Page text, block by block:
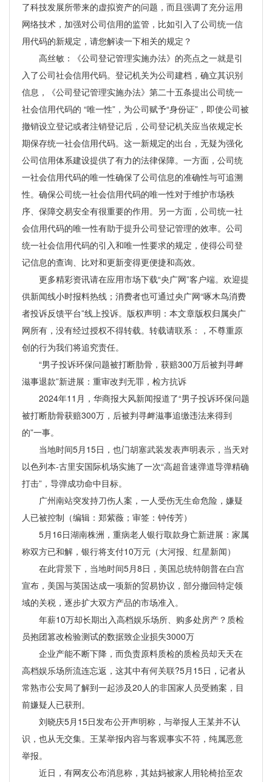
了科技发展所带来的虚拟资产的问题，而且强调了充分运用
网络技术，加强对公司信用的监管，比如引入了公司统一信
用代码的新规定，请您解读一下相关的规定？
高丝敏：《公司登记管理实施办法》的亮点之一就是引
入了公司社会信用代码。登记机关为公司建档，确立其识别
信息，《公司登记管理实施办法》第二十五条提出公司统一
社会信用代码的 “唯一性”，为公司赋予“身份证”，即使公司被
撤销设立登记或者注销登记后，公司登记机关应当依规定长
期保存统一社会信用代码。这一新规定的出台，无疑为强化
公司信用体系建设提供了有力的法律保障。一方面，公司统
一社会信用代码的唯一性确保了公司信息的准确性与可追溯
性。确保公司统一社会信用代码的唯一性对于维护市场秩
序、保障交易安全有很重要的作用。另一方面，公司统一社
会信用代码的唯一性有助于提升公司登记管理的效率。公司
统一社会信用代码的引入和唯一性要求的规定，使得公司登
记信息的查询、比对和更新变得更便捷和高效。
更多精彩资讯请在应用市场下载“央广网”客户端。欢迎提
供新闻线小时报料热线；消费者也可通过央广网“啄木鸟消费
者投诉反馈平台”线上投诉。版权声明：本文章版权归属央广
网所有，没有经过授权不得转载。转载请联系：，不尊重原
创的行为我们将追究责任。
“男子投诉环保问题被打断肋骨，获赔300万后被判寻衅
滋事退款”新进展：重审改判无罪，检方抗诉
2024年11月，华商报大风新闻报道了“男子投诉环保问题
被打断肋骨获赔300万，后被判寻衅滋事追缴违法来得到
的”一事。
当地时间5月15日，也门胡塞武装发表声明表示，当天对
以色列本-古里安国际机场实施了一次“高超音速弹道导弹精确
打击”，导弹成功命中目标。
广州南站突发持刀伤人案，一人受伤无生命危险，嫌疑
人已被控制（编辑：郑紫薇；审签：钟传芳）
5月16日湖南株洲，重病老人银行取款身亡新进展：家属
称双方已和解，银行将支付10万元（大河报、红星新闻）
在此背景下，当地时间5月8日，美国总统特朗普在白宫
宣布，美国与英国达成一项新的贸易协议，部分撤回特定领
域的关税，逐步扩大双方产品的市场准入。
年薪10万却长期出入高档娱乐场所、购多处房产？质检
员抱团篡改检验测试的数据致企业损失3000万
企业产能不断下降，而负责原料质检的质检员却天天在
高档娱乐场所流连忘返，这其中有何关联?5月15日，记者从
常熟市公安局了解到一起涉及20人的非国家人员受贿案，目
前嫌疑人已获刑。
刘晓庆5月15日发布公开声明称，与举报人王某并不认
识，也从无交集。王某举报内容与客观事实不符，纯属恶意
举报。
近日，有网友公布消息称，其姑妈被家人用轮椅抬至农